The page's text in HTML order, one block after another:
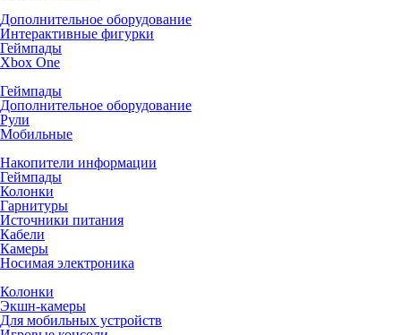
Дополнительное оборудование
Интерактивные фигурки
Геймпады
Xbox One
Геймпады
Дополнительное оборудование
Рули
Мобильные
Накопители информации
Геймпады
Колонки
Гарнитуры
Источники питания
Кабели
Камеры
Носимая электроника
Колонки
Экшн-камеры
Для мобильных устройств